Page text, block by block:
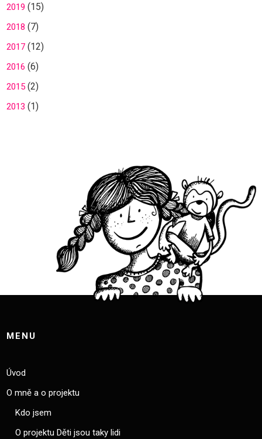
2019 (15)
2018 (7)
2017(12)
2016 (6)
2015(2)
2013 (1)
MENU
Úvod
O mně a o projektu
Kdo jsem
O projektu Děti jsou taky lidi